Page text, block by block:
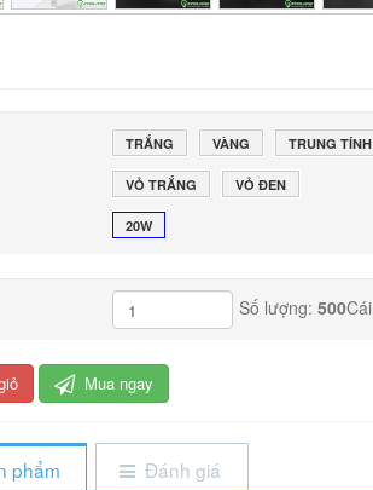
TRẮNG VÀNG TRUNG TÍNH
VỎ TRẮNG VỎ ĐEN
20W
Số lượng:500Cái
Mua ngay
phẩm Đánh giá